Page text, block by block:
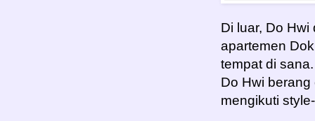
Di luar, Do
apartemen
tempat di
Do Hwi
mengikuti